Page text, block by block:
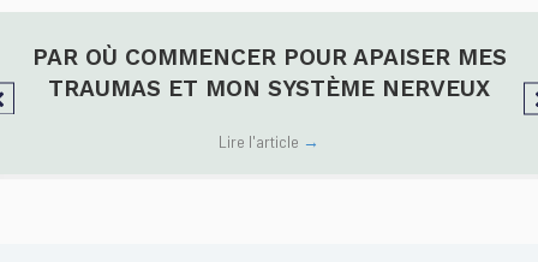
PAR OÙ COMMENCER POUR APAISER MES
TRAUMAS ET MON SYSTÈME NERVEUX
Lire l'article →